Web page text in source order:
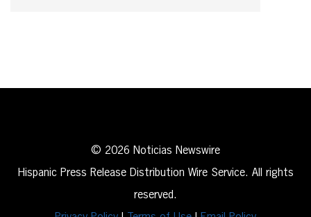
© 2026 Noticias Newswire
Hispanic Press Release Distribution Wire Service. All rights
reserved.